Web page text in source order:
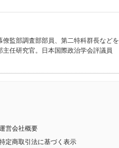
監部調査部部員、第二特科群長などを
任研究官。日本国際政治学会評議員
営会社概要
定商取引法に基づく表示